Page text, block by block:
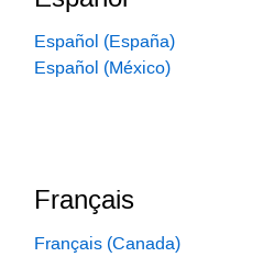
Español (España)
Español (México)
Français
Français (Canada)